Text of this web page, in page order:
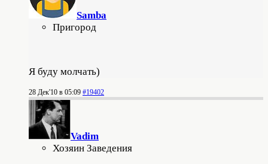
Samba
Пригород
Я буду молчать)
28 Дек'10 в 05:09 #19402
Vadim
Хозяин Заведения